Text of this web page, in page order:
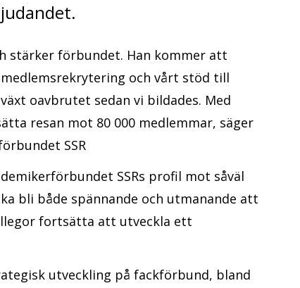
stärker förbundet. Han kommer att
och vårt stöd till
oavbrutet sedan vi bildades. Med
resan mot 80 000 medlemmar, säger
SSR
SSRs profil mot såväl
bli både spännande och utmanande att
fortsätta att utveckla ett
utveckling på fackförbund, bland